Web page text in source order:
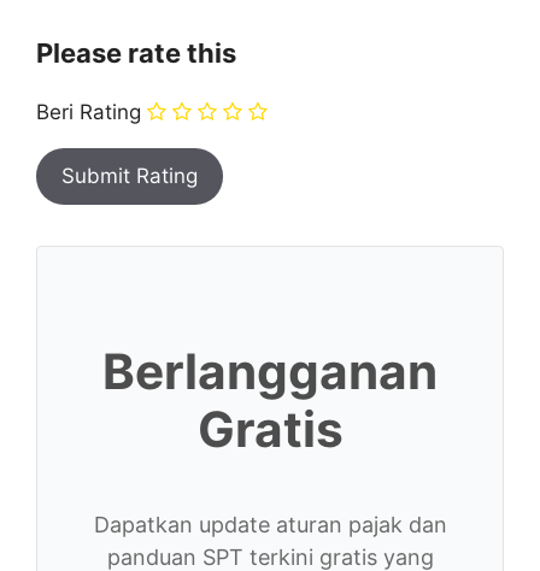
Please rate this
Beri Rating
Berlangganan
Gratis
Dapatkan update aturan pajak dan
panduan SPT terkini gratis yang